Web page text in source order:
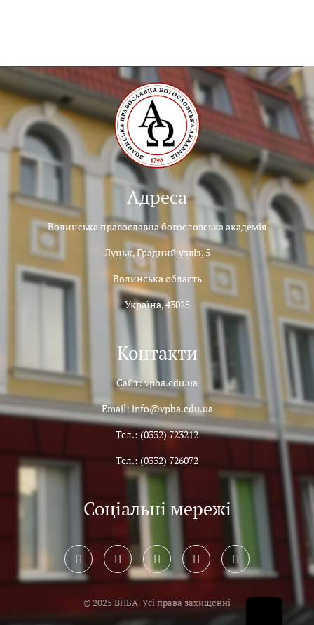
Адреса
Волинська православна богословська академія
Луцьк, Градний узвіз, 5
Волинська область
Україна, 43025
Контакти
Сайт: vpba.edu.ua
Email: info@vpba.edu.ua
Тел.: (0332) 723212
Тел.: (0332) 726072
Соціальні мережі
© 2025 ВПБА. Усі права захищенні